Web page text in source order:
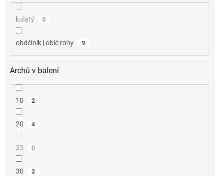
kulatý 0
obdélník | oblé rohy 9
Archů v balení
10 2
20 4
25 0
30 2